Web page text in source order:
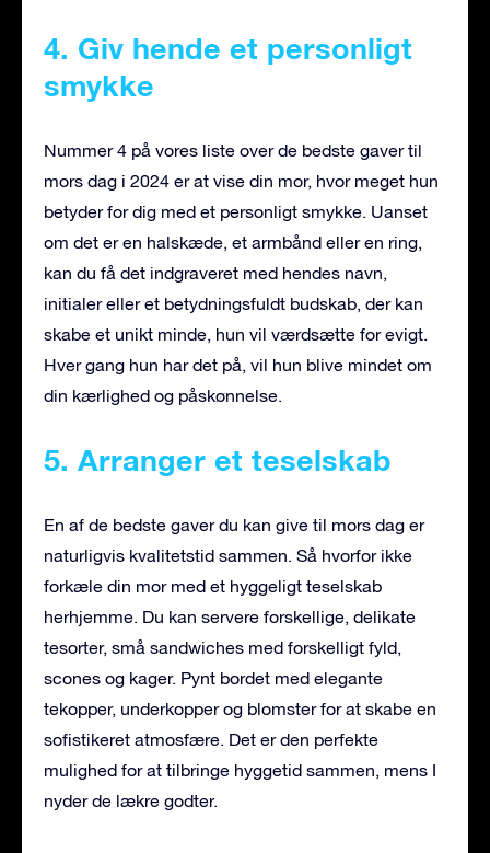
4. Giv hende et personligt
smykke
Nummer 4 på vores liste over de bedste gaver til
mors dag i 2024 er at vise din mor, hvor meget hun
betyder for dig med et personligt smykke. Uanset
om det er en halskæde, et armbånd eller en ring,
kan du få det indgraveret med hendes navn,
initialer eller et betydningsfuldt budskab, der kan
skabe et unikt minde, hun vil værdsætte for evigt.
Hver gang hun har det på, vil hun blive mindet om
din kærlighed og påskønnelse.
5. Arranger et teselskab
En af de bedste gaver du kan give til mors dag er
naturligvis kvalitetstid sammen. Så hvorfor ikke
forkæle din mor med et hyggeligt teselskab
herhjemme. Du kan servere forskellige, delikate
tesorter, små sandwiches med forskelligt fyld,
scones og kager. Pynt bordet med elegante
tekopper, underkopper og blomster for at skabe en
sofistikeret atmosfære. Det er den perfekte
mulighed for at tilbringe hyggetid sammen, mens I
nyder de lækre godter.